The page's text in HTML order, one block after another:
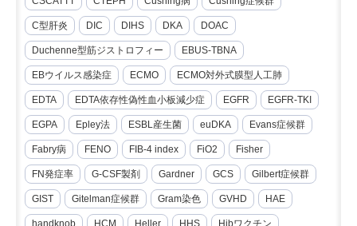
C型肝炎 DIC DIHS DKA DOAC
Duchenne型筋ジストロフィー EBUS-TBNA
EBウイルス感染症 ECMO ECMO対外式膜型人工肺
EDTA EDTA依存性偽性血小板減少症 EGFR EGFR-TKI
EGPA Epley法 ESBL産生菌 euDKA Evans症候群
Fabry病 FENO FIB-4 index FiO2 Fisher
FN発症率 G-CSF製剤 Gardner GCS Gilbert症候群
GIST Gitelman症候群 Gram染色 GVHD HAE
handknob HCM Heller HHS Hibワクチン